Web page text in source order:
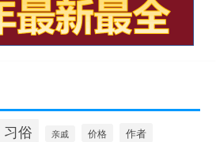
习俗 亲戚 价格 作者